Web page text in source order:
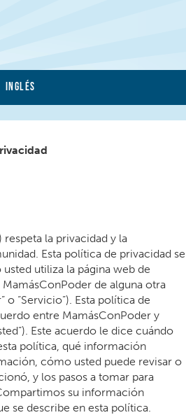
INGLÉS
respeta la privacidad y la
Esta política de privacidad se
utiliza la página web de
de alguna otra
“Servicio”). Esta política de
entre MamásConPoder y
Este acuerdo le dice cuándo
política, qué información
cómo usted puede revisar o
y los pasos a tomar para
su información
se describe en esta política.